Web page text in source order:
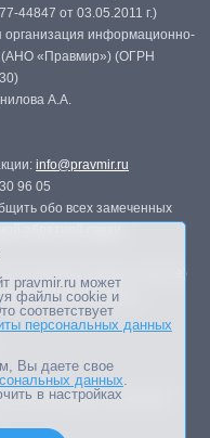
44847 от 03.05.2011 г.)
организация информационно-
(АНО «Правмир») (ОГРН
А.А.
info@pravmir.ru
96 05
обо всех замеченных
изданиях (книгах, прессе)
редакции.
не совпадать с позицией
pravmir.ru может
файлы cookie и
соответствует
персональных данных
Вы даете свое
данных.
в настройках